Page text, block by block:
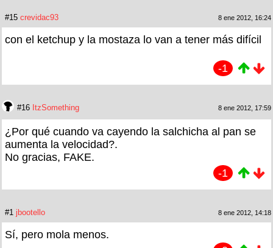
#15 crevidac93 8 ene 2012, 16:24
con el ketchup y la mostaza lo van a tener más difícil
-1
#16 ItzSomething 8 ene 2012, 17:59
¿Por qué cuando va cayendo la salchicha al pan se
aumenta la velocidad?.
No gracias, FAKE.
-1
#1 jbootello 8 ene 2012, 14:18
Sí, pero mola menos.